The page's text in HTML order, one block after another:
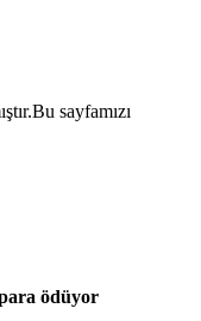
sayfamızı
ödüyor